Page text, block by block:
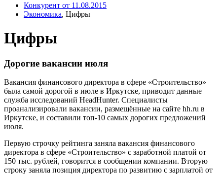
Конкурент от 11.08.2015
Экономика, Цифры
Цифры
Дорогие вакансии июля
Вакансия финансового директора в сфере «Строительство»
была самой дорогой в июле в Иркутске, приводит данные
служба исследований HeadHunter. Специалисты
проанализировали вакансии, размещённые на сайте hh.ru в
Иркутске, и составили топ-10 самых дорогих предложений
июля.
Первую строчку рейтинга заняла вакансия финансового
директора в сфере «Строительство» с заработной платой от
150 тыс. рублей, говорится в сообщении компании. Вторую
строку заняла позиция директора по развитию с зарплатой от